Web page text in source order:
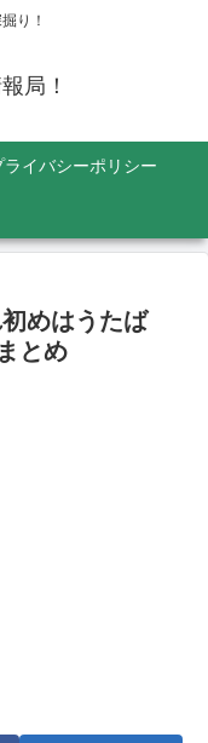
り！
局！
ライバシーポリシー
めはうたば
とめ